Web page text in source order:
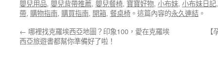
嬰兒用品, 嬰兒背帶推薦, 嬰兒餐椅, 寶寶好物, 小布妹, 小布妹日記
帶, 購物指南, 購買指南, 開箱, 餐桌椅 。這篇內容的永久連結 。
← 哪裡找克羅埃西亞地圖？印象100，愛在克羅埃
西亞旅遊書都幫你準備好了啦！